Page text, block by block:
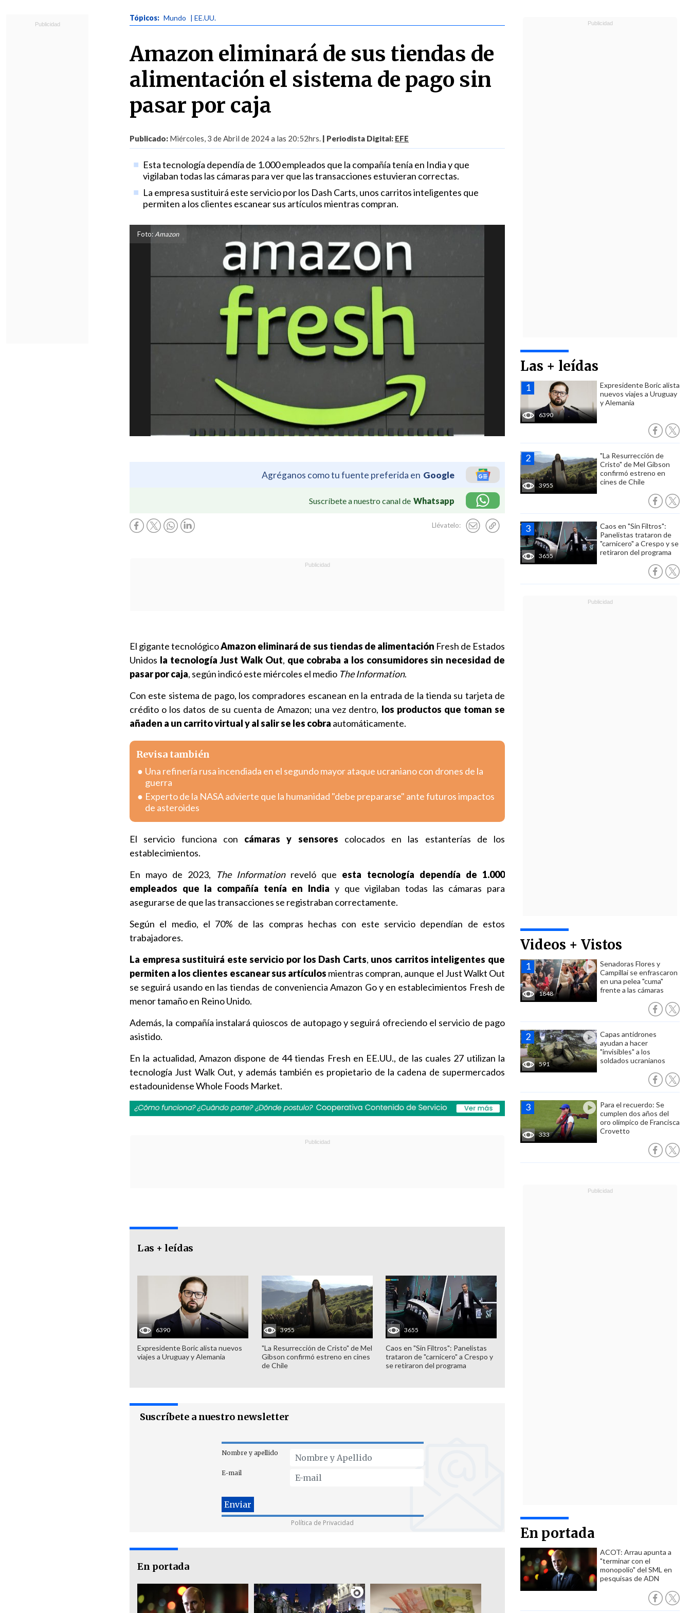
Tópicos: Mundo | EE.UU.
Amazon eliminará de sus tiendas de
alimentación el sistema de pago sin
pasar por caja
Publicado: Miércoles, 3 de Abril de 2024 a las 20:52hrs. | Periodista Digital: EFE
Esta tecnología dependía de 1.000 empleados que la compañía tenía en India y que
vigilaban todas las cámaras para ver que las transacciones estuvieran correctas.
La empresa sustituirá este servicio por los Dash Carts, unos carritos inteligentes que
permiten a los clientes escanear sus artículos mientras compran.
Foto: Amazon
Agréganos como tu fuente preferida en Google
Suscríbete a nuestro canal de Whatsapp
Llévatelo:
Las + leídas
6390
Expresidente Boric alista
nuevos viajes a Uruguay
y Alemania
3955
"La Resurrección de
Cristo" de Mel Gibson
confirmó estreno en
cines de Chile
3655
Caos en "Sin Filtros":
Panelistas trataron de
"carnicero" a Crespo y se
retiraron del programa
Videos + Vistos
1848
Senadoras Flores y
Campillai se enfrascaron
en una pelea "cuma"
frente a las cámaras
591
Capas antidrones
ayudan a hacer
"invisibles" a los
soldados ucranianos
333
Para el recuerdo: Se
cumplen dos años del
oro olímpico de Francisca
Crovetto
En portada
ACOT: Arrau apunta a
"terminar con el
monopolio" del SML en
pesquisas de ADN
El gigante tecnológicoAmazon eliminará de sus tiendas de alimentación Fresh de Estados
Unidos la tecnología Just Walk Out, que cobraba a los consumidores sin necesidad de
pasar por caja, según indicó este miércoles el medio The Information.
Con este sistema de pago, los compradores escanean en la entrada de la tienda su tarjeta de
crédito o los datos de su cuenta de Amazon; una vez dentro, los productos que toman se
añaden a un carrito virtual y al salir se les cobra automáticamente.
Revisa también
Una refinería rusa incendiada en el segundo mayor ataque ucraniano con drones de la
guerra
Experto de la NASA advierte que la humanidad "debe prepararse" ante futuros impactos
de asteroides
El servicio funciona con cámaras y sensores colocados en las estanterías de los
establecimientos.
En mayo de 2023,
The Informationreveló que esta tecnología dependía de 1.000
empleados que la compañía tenía en India y que vigilaban todas las cámaras para
asegurarse de que las transacciones se registraban correctamente.
Según el medio, el 70% de las compras hechas con este servicio dependían de estos
trabajadores.
La empresa sustituirá este servicio por los Dash Carts, unos carritos inteligentes que
permiten a los clientes escanear sus artículos mientras compran, aunque el Just Walkt Out
se seguirá usando en las tiendas de conveniencia Amazon Go y en establecimientos Fresh de
menor tamaño en Reino Unido.
Además, la compañía instalará quioscos de autopago y seguirá ofreciendo el servicio de pago
asistido.
En la actualidad, Amazon dispone de 44 tiendas Fresh en EE.UU., de las cuales 27 utilizan la
tecnología Just Walk Out, y además también es propietario de la cadena de supermercados
estadounidense Whole Foods Market.
Las + leídas
6390
Expresidente Boric alista nuevos
viajes a Uruguay y Alemania
3955
"La Resurrección de Cristo" de Mel
Gibson confirmó estreno en cines
de Chile
3655
Caos en "Sin Filtros": Panelistas
trataron de "carnicero" a Crespo y
se retiraron del programa
Suscríbete a nuestro newsletter
Nombre y apellido
E-mail
Política de Privacidad
En portada